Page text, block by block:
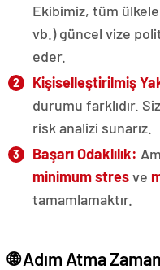
Ekibimiz, tüm
vb.) güncel vize
eder.
Kişiselleştirilmiş
durumu farklıdır.
risk analizi sunarız.
Başarı Odaklılık:
minimum stresve
tamamlamaktır.
🌐 Adım Atma